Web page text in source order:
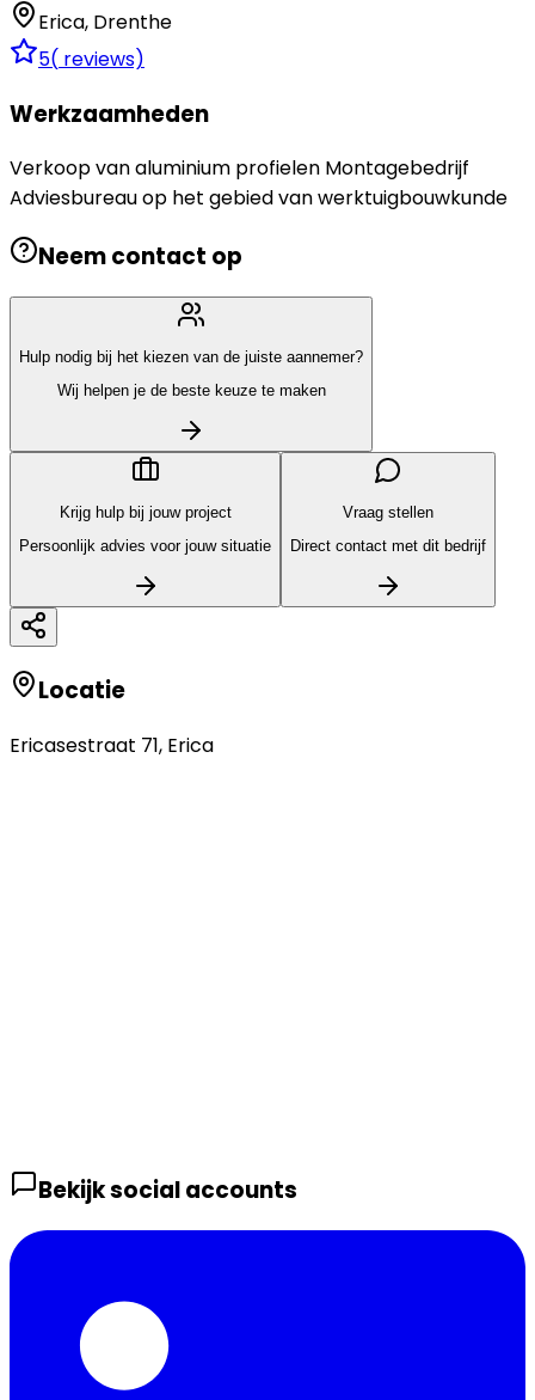
Erica, Drenthe
5( reviews)
Werkzaamheden
Verkoop van aluminium profielen Montagebedrijf
Adviesbureau op het gebied van werktuigbouwkunde
Neem contact op
Hulp nodig bij het kiezen van de juiste aannemer?
Wij helpen je de beste keuze te maken
Krijg hulp bij jouw project
Persoonlijk advies voor jouw situatie
Vraag stellen
Direct contact met dit bedrijf
Locatie
Ericasestraat 71, Erica
Bekijk social accounts